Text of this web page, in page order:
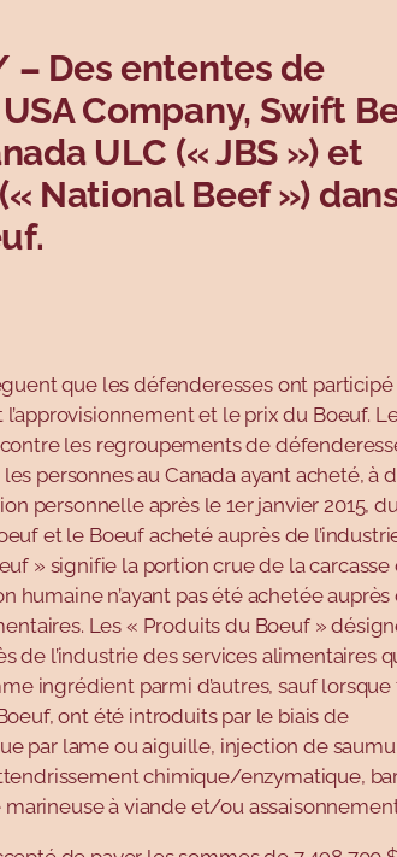
– Des ententes de
Company, Swift
ULC (« JBS ») et
National Beef »)
que les défenderesses ont participé
et le prix du Boeuf.
les regroupements de
personnes au Canada ayant acheté, à
personnelle après le 1er janvier 2015,
et le Boeuf acheté auprès de
» signifie la portion crue de la carcasse
humaine n’ayant pas été achetée auprès
Les « Produits du Boeuf »
de l’industrie des services alimentaires
ingrédient parmi d’autres, sauf lorsque
ont été introduits par le biais de
par lame ou aiguille, injection de
chimique/enzymatique,
marineuse à viande et/ou